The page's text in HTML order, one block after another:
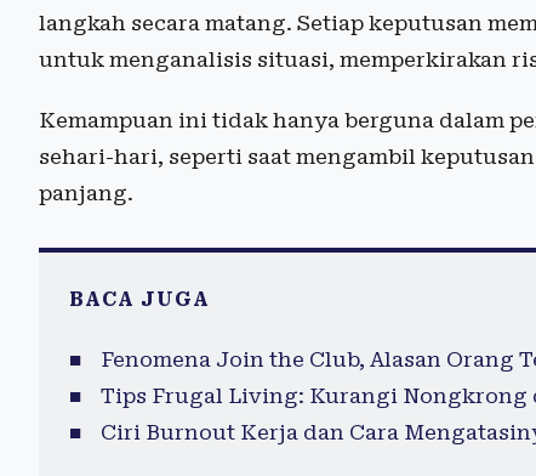
langkah secara matang. Setiap keputusan
untuk menganalisis situasi, memperkirakan
Kemampuan ini tidak hanya berguna dalam
sehari-hari, seperti saat mengambil
panjang.
BACA JUGA
Fenomena Join the Club, Alasan Orang
Tips Frugal Living: Kurangi Nongkrong
Ciri Burnout Kerja dan Cara